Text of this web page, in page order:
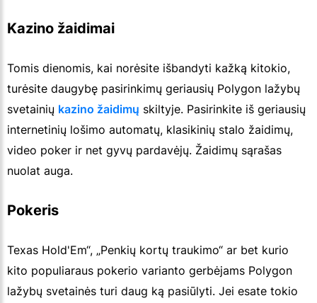
Kazino žaidimai
Tomis dienomis, kai norėsite išbandyti kažką kitokio,
turėsite daugybę pasirinkimų geriausių Polygon lažybų
svetainių kazino žaidimų skiltyje. Pasirinkite iš geriausių
internetinių lošimo automatų, klasikinių stalo žaidimų,
video poker ir net gyvų pardavėjų. Žaidimų sąrašas
nuolat auga.
Pokeris
Texas Hold'Em“, „Penkių kortų traukimo“ ar bet kurio
kito populiaraus pokerio varianto gerbėjams Polygon
lažybų svetainės turi daug ką pasiūlyti. Jei esate tokio